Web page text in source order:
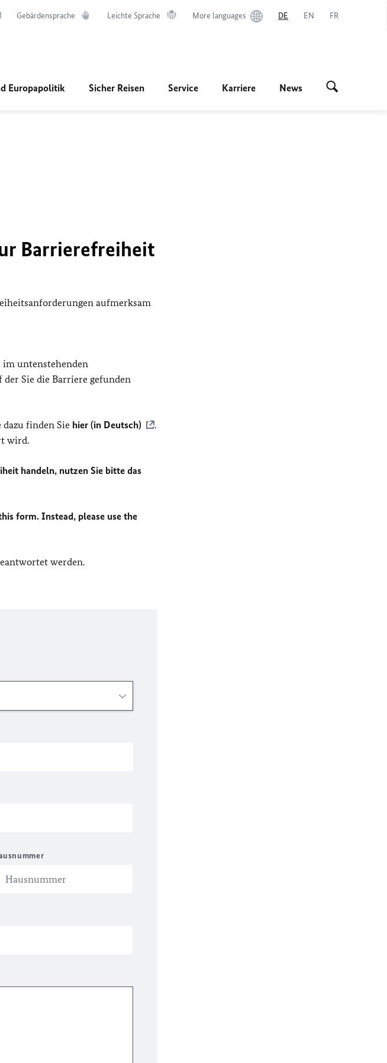
Gebärdensprache Leichte Sprache More languages DE EN FR
Europapolitik Sicher Reisen Service Karriere News
Barrierefreiheit
aufmerksam
im untenstehenden
Sie die Barriere gefunden
finden Sie hier (in Deutsch)
.
wird.
handeln, nutzen Sie bitte das
form. Instead, please use the
werden.